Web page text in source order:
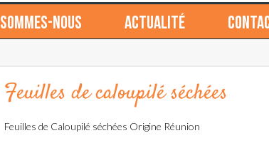
nous Actualité
Feuilles de caloupilé séchées
Feuilles de Caloupilé séchées Origine Réunion